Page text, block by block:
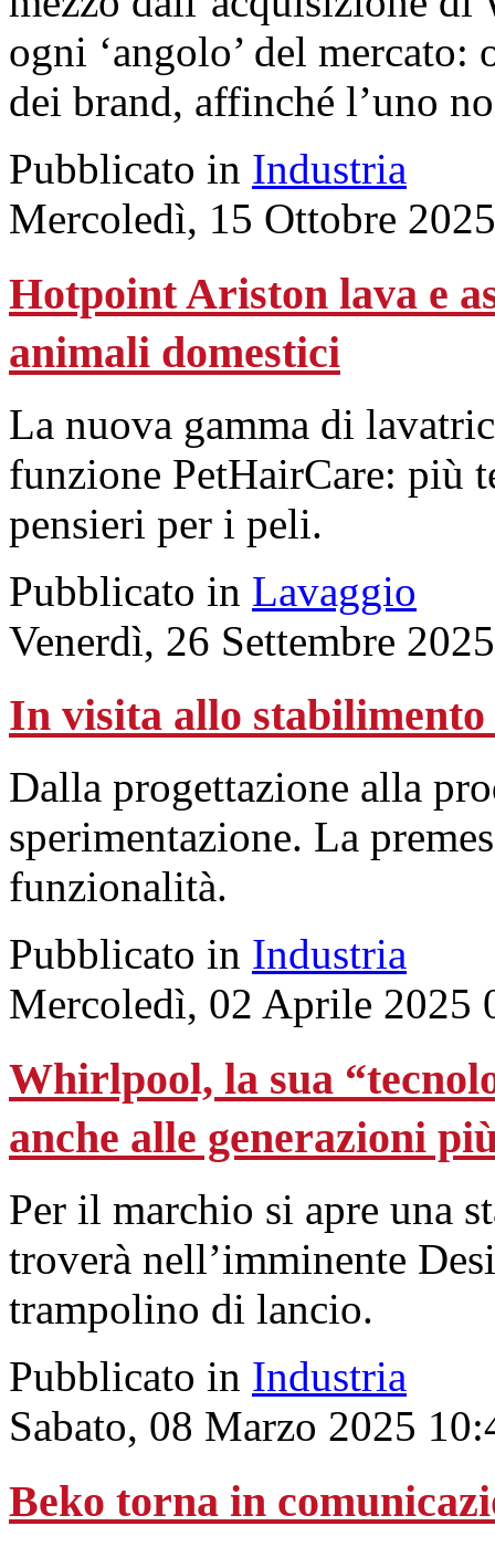
ogni ‘angolo’ del
dei brand, affinché l’uno
Pubblicato in Industria
Mercoledì, 15 Ottobre
Hotpoint Ariston lava e
animali domestici
La nuova gamma di
funzione PetHairCare: più
pensieri per i peli.
Pubblicato in Lavaggio
Venerdì, 26 Settembre
In visita allo stabilimento
Dalla progettazione alla
sperimentazione. La
funzionalità.
Pubblicato in Industria
Mercoledì, 02 Aprile 2025
Whirlpool, la sua
anche alle generazioni
Per il marchio si apre una
troverà nell’imminente
trampolino di lancio.
Pubblicato in Industria
Sabato, 08 Marzo 2025
Beko torna in